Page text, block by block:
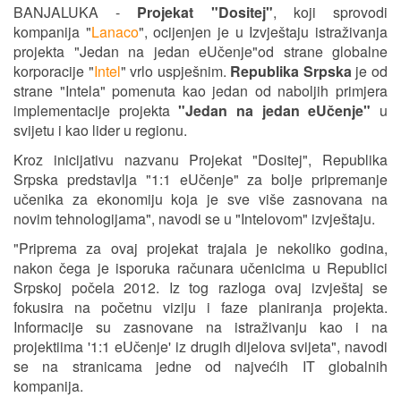
BANJALUKA - Projekat "Dositej", koji sprovodi
kompanija "Lanaco", ocijenjen je u Izvještaju istraživanja
projekta "Jedan na jedan eUčenje"od strane globalne
korporacije "Intel" vrlo uspješnim. Republika Srpska je od
strane "Intela" pomenuta kao jedan od naboljih primjera
implementacije projekta"Jedan na jedan eUčenje" u
svijetu i kao lider u regionu.
Kroz inicijativu nazvanu Projekat "Dositej", Republika
Srpska predstavlja "1:1 eUčenje" za bolje pripremanje
učenika za ekonomiju koja je sve više zasnovana na
novim tehnologijama", navodi se u "Intelovom" izvještaju.
"Priprema za ovaj projekat trajala je nekoliko godina,
nakon čega je isporuka računara učenicima u Republici
Srpskoj počela 2012. Iz tog razloga ovaj izvještaj se
fokusira na početnu viziju i faze planiranja projekta.
Informacije su zasnovane na istraživanju kao i na
projektiima '1:1 eUčenje' iz drugih dijelova svijeta", navodi
se na stranicama jedne od najvećih IT globalnih
kompanija.